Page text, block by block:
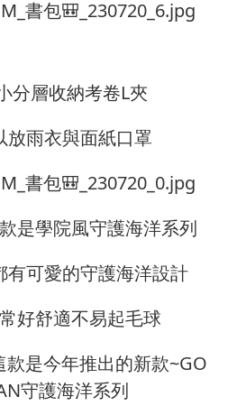
分層收納考卷L夾
放雨衣與面紙口罩
是學院風守護海洋系列
有可愛的守護海洋設計
好舒適不易起毛球
是今年推出的新款~GO
守護海洋系列